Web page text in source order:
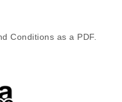
Conditions as a PDF.